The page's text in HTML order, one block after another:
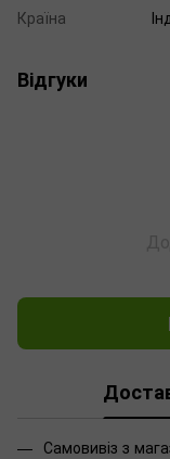
Країна
Відгуки
Самовивіз з